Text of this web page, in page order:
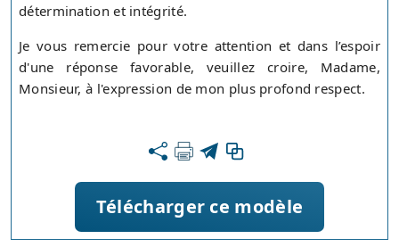
détermination et intégrité.
Je vous remercie pour votre attention et dans l’espoir
d'une réponse favorable, veuillez croire, Madame,
Monsieur, à l'expression de mon plus profond respect.
Télécharger ce modèle